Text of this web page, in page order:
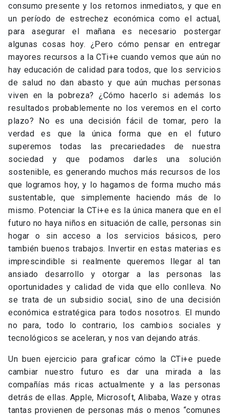
consumo presente y los retornos inmediatos, y que en
un período de estrechez económica como el actual,
para asegurar el mañana es necesario postergar
algunas cosas hoy. ¿Pero cómo pensar en entregar
mayores recursos a la CTi+e cuando vemos que aún no
hay educación de calidad para todos, que los servicios
de salud no dan abasto y que aún muchas personas
viven en la pobreza? ¿Cómo hacerlo si además los
resultados probablemente no los veremos en el corto
plazo? No es una decisión fácil de tomar, pero la
verdad es que la única forma que en el futuro
superemos todas las precariedades de nuestra
sociedad y que podamos darles una solución
sostenible, es generando muchos más recursos de los
que logramos hoy, y lo hagamos de forma mucho más
sustentable, que simplemente haciendo más de lo
mismo. Potenciar la CTi+e es la única manera que en el
futuro no haya niños en situación de calle, personas sin
hogar o sin acceso a los servicios básicos, pero
también buenos trabajos. Invertir en estas materias es
imprescindible si realmente queremos llegar al tan
ansiado desarrollo y otorgar a las personas las
oportunidades y calidad de vida que ello conlleva. No
se trata de un subsidio social, sino de una decisión
económica estratégica para todos nosotros. El mundo
no para, todo lo contrario, los cambios sociales y
tecnológicos se aceleran, y nos van dejando atrás.
Un buen ejercicio para graficar cómo la CTi+e puede
cambiar nuestro futuro es dar una mirada a las
compañías más ricas actualmente y a las personas
detrás de ellas. Apple, Microsoft, Alibaba, Waze y otras
tantas provienen de personas más o menos “comunes